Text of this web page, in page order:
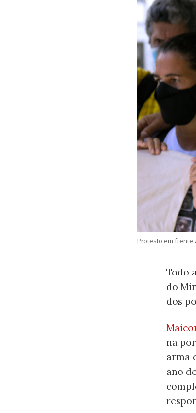
Protesto em frente
Todo
do
dos
na
arma
ano